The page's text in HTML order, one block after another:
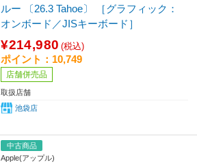
ルー 〔26.3 Tahoe〕 ［グラフィック：
オンボード／JISキーボード］
¥214,980 (税込)
ポイント：10,749
店舗併売品
取扱店舗
池袋店
中古商品
Apple(アップル)